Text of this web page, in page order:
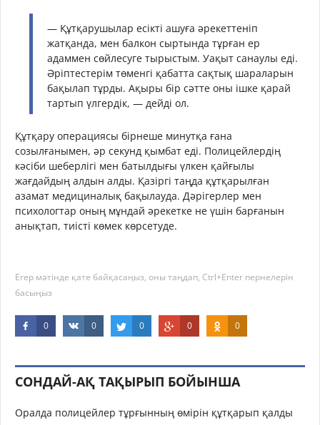
— Құтқарушылар есікті ашуға әрекеттеніп
жатқанда, мен балкон сыртында тұрған ер
адаммен сөйлесуге тырыстым. Уақыт санаулы еді.
Әріптестерім төменгі қабатта сақтық шараларын
бақылап тұрды. Ақыры бір сәтте оны ішке қарай
тартып үлгердік, — дейді ол.
Құтқару операциясы бірнеше минутқа ғана
созылғанымен, әр секунд қымбат еді. Полицейлердің
кәсіби шеберлігі мен батылдығы үлкен қайғылы
жағдайдың алдын алды. Қазіргі таңда құтқарылған
азамат медициналық бақылауда. Дәрігерлер мен
психологтар оның мұндай әрекетке не үшін барғанын
анықтап, тиісті көмек көрсетуде.
Егер мәтінде қате байқасаңыз, оны таңдап, Ctrl+Enter пернелерін
басыңыз
0 0 0 0 0
СОНДАЙ-АҚ ТАҚЫРЫП БОЙЫНША
Оралда полицейлер тұрғынның өмірін құтқарып қалды